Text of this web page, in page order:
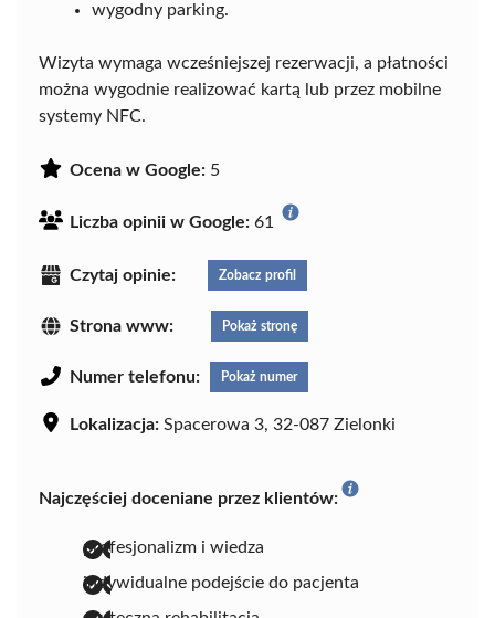
wygodny parking.
Wizyta wymaga wcześniejszej rezerwacji, a płatności
można wygodnie realizować kartą lub przez mobilne
systemy NFC.
Ocena w Google: 5
Liczba opinii w Google: 61
Czytaj opinie: Zobacz profil
Strona www: Pokaż stronę
Numer telefonu: Pokaż numer
Lokalizacja: Spacerowa 3, 32-087 Zielonki
Najczęściej doceniane przez klientów:
profesjonalizm i wiedza
indywidualne podejście do pacjenta